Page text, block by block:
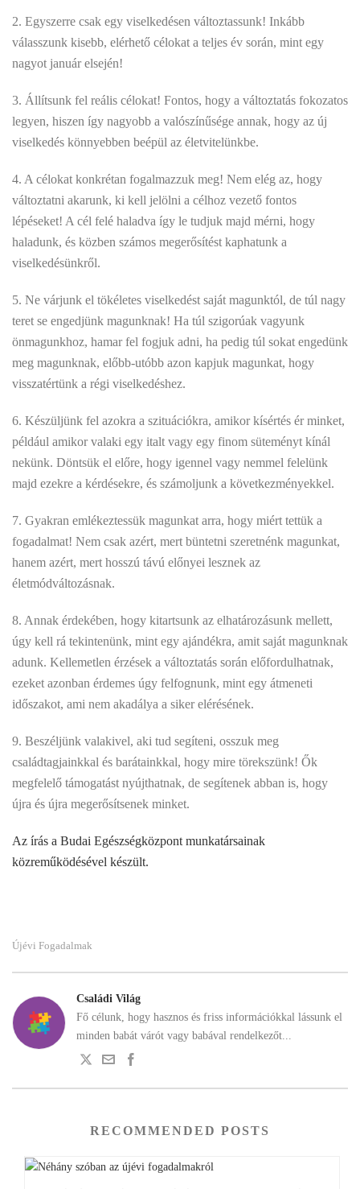
2. Egyszerre csak egy viselkedésen változtassunk! Inkább
válasszunk kisebb, elérhető célokat a teljes év során, mint egy
nagyot január elsején!
3. Állítsunk fel reális célokat! Fontos, hogy a változtatás fokozatos
legyen, hiszen így nagyobb a valószínűsége annak, hogy az új
viselkedés könnyebben beépül az életvitelünkbe.
4. A célokat konkrétan fogalmazzuk meg! Nem elég az, hogy
változtatni akarunk, ki kell jelölni a célhoz vezető fontos
lépéseket! A cél felé haladva így le tudjuk majd mérni, hogy
haladunk, és közben számos megerősítést kaphatunk a
viselkedésünkről.
5. Ne várjunk el tökéletes viselkedést saját magunktól, de túl nagy
teret se engedjünk magunknak! Ha túl szigorúak vagyunk
önmagunkhoz, hamar fel fogjuk adni, ha pedig túl sokat engedünk
meg magunknak, előbb-utóbb azon kapjuk magunkat, hogy
visszatértünk a régi viselkedéshez.
6. Készüljünk fel azokra a szituációkra, amikor kísértés ér minket,
például amikor valaki egy italt vagy egy finom süteményt kínál
nekünk. Döntsük el előre, hogy igennel vagy nemmel felelünk
majd ezekre a kérdésekre, és számoljunk a következményekkel.
7. Gyakran emlékeztessük magunkat arra, hogy miért tettük a
fogadalmat! Nem csak azért, mert büntetni szeretnénk magunkat,
hanem azért, mert hosszú távú előnyei lesznek az
életmódváltozásnak.
8. Annak érdekében, hogy kitartsunk az elhatározásunk mellett,
úgy kell rá tekintenünk, mint egy ajándékra, amit saját magunknak
adunk. Kellemetlen érzések a változtatás során előfordulhatnak,
ezeket azonban érdemes úgy felfognunk, mint egy átmeneti
időszakot, ami nem akadálya a siker elérésének.
9. Beszéljünk valakivel, aki tud segíteni, osszuk meg
családtagjainkkal és barátainkkal, hogy mire törekszünk! Ők
megfelelő támogatást nyújthatnak, de segítenek abban is, hogy
újra és újra megerősítsenek minket.
Az írás a Budai Egészségközpont munkatársainak
közreműködésével készült.
Újévi Fogadalmak
Családi Világ
Fő célunk, hogy hasznos és friss információkkal lássunk el
minden babát várót vagy babával rendelkezőt...
RECOMMENDED POSTS